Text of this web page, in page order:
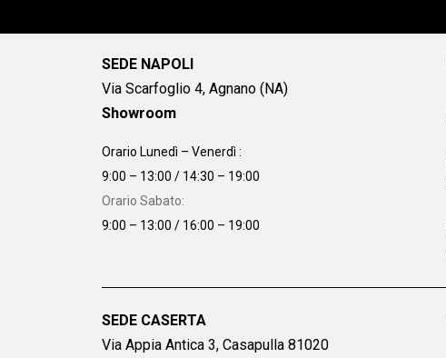
SEDE NAPOLI
Via Scarfoglio 4, Agnano (NA)
Showroom
Orario Lunedì – Venerdì :
9:00 – 13:00 / 14:30 – 19:00
Orario Sabato:
9:00 – 13:00 / 16:00 – 19:00
SEDE CASERTA
Via Appia Antica 3, Casapulla 81020